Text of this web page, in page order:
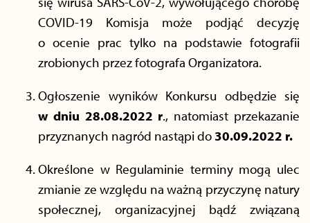
COVID-19 Komisja może podjąć decyzję
o ocenie prac tylko na podstawie fotografii
zrobionych przez fotografa Organizatora.
Ogłoszenie wyników Konkursu odbędzie się
w dniu 28.08.2022 r., natomiast przekazanie
przyznanych nagród nastąpi do 30.09.2022 r.
Określone w Regulaminie terminy mogą ulec
zmianie ze względu na ważną przyczynę natury
społecznej, organizacyjnej bądź związaną